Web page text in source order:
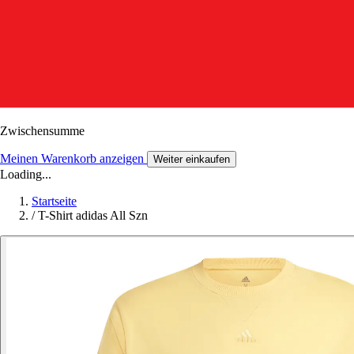
Zwischensumme
Meinen Warenkorb anzeigen Weiter einkaufen
Loading...
Startseite
/ T-Shirt adidas All Szn